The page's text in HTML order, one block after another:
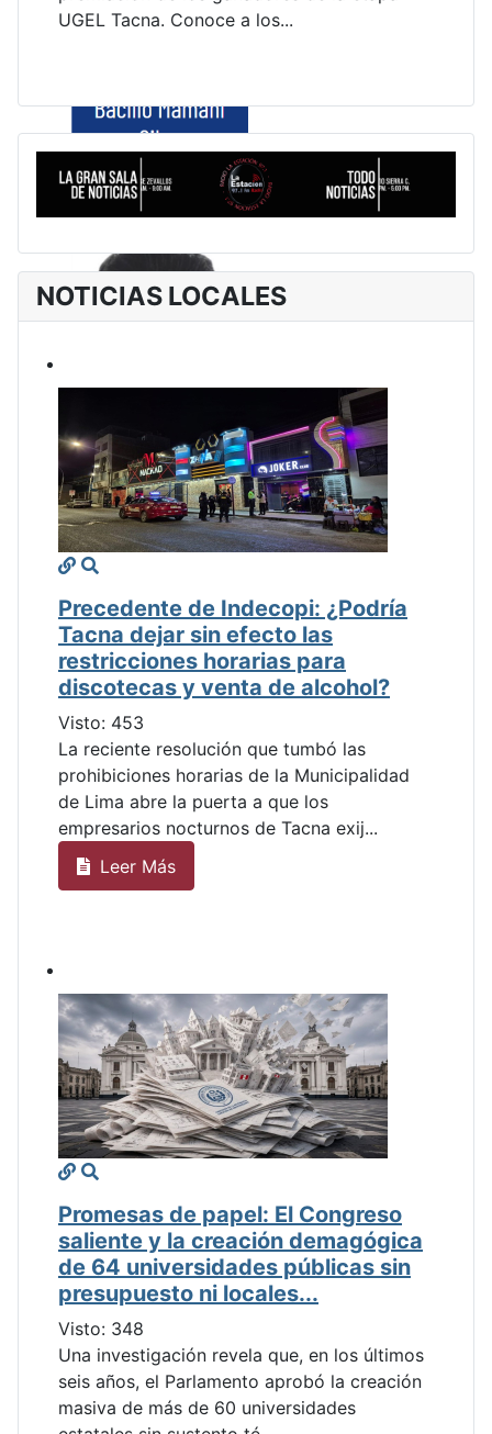
UGEL Tacna. Conoce a los...
NOTICIAS LOCALES
Precedente de Indecopi: ¿Podría
Tacna dejar sin efecto las
restricciones horarias para
discotecas y venta de alcohol?
Visto: 453
La reciente resolución que tumbó las
prohibiciones horarias de la Municipalidad
de Lima abre la puerta a que los
empresarios nocturnos de Tacna exij...
Leer Más
Promesas de papel: El Congreso
saliente y la creación demagógica
de 64 universidades públicas sin
presupuesto ni locales...
Visto: 348
Una investigación revela que, en los últimos
seis años, el Parlamento aprobó la creación
masiva de más de 60 universidades